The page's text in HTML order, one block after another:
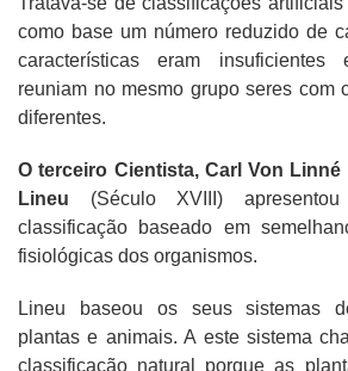
como base um número reduzido de
características eram
reuniam no mesmo grupo seres com
diferentes.
O terceiro Cientista, Carl Von Linné
Lineu (Século XVIII)
classificação baseado em
fisiológicas dos organismos.
Lineu baseou os seus sistemas
plantas e animais. A este sistema
classificação natural porque as